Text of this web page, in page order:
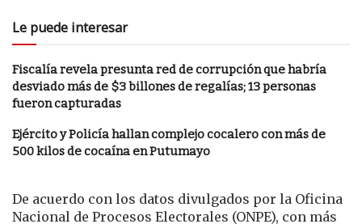
Le puede interesar
Fiscalía revela presunta red de corrupción que habría
desviado más de $3 billones de regalías; 13 personas
fueron capturadas
Ejército y Policía hallan complejo cocalero con más de
500 kilos de cocaína en Putumayo
De acuerdo con los datos divulgados por la Oficina
Nacional de Procesos Electorales (ONPE), con más